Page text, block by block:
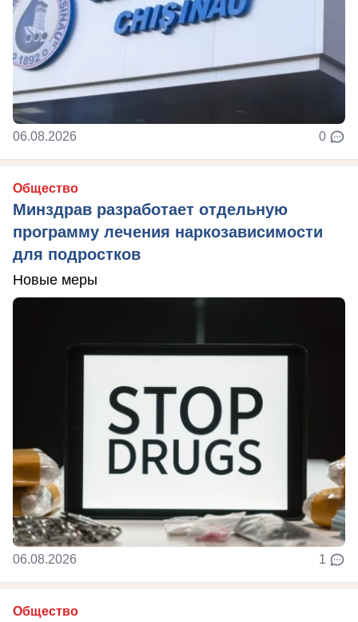
06.08.2026 0
Общество
Минздрав разработает отдельную
программу лечения наркозависимости
для подростков
Новые меры
06.08.2026 1
Общество